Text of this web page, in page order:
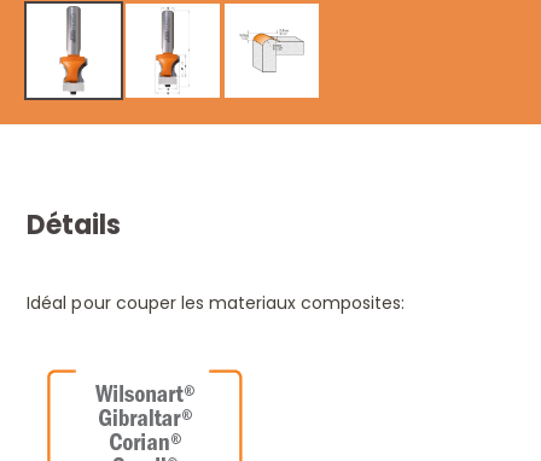
Détails
Idéal pour couper les materiaux composites: